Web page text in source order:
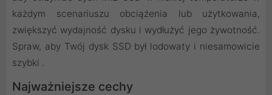
każdym scenariuszu obciążenia lub użytkowania,
zwiększyć wydajność dysku i wydłużyć jego żywotność.
Spraw, aby Twój dysk SSD był lodowaty i niesamowicie
szybki .
Najważniejsze cechy